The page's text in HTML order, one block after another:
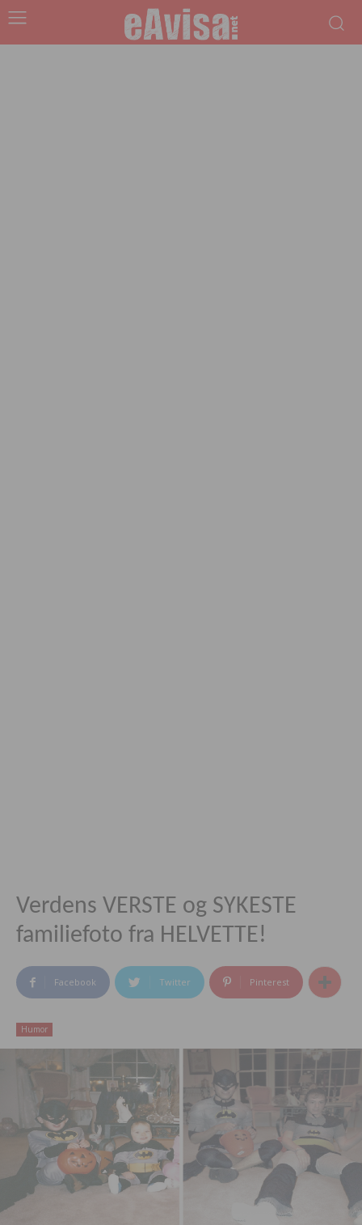
Verdens VERSTE og SYKESTE
familiefoto fra HELVETTE!
Facebook Twitter Pinterest
Humor